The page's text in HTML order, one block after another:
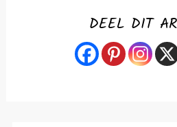
DEEL DIT